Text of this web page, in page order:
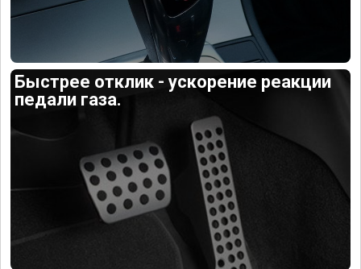
Быстрее отклик - ускорение реакции
педали газа.